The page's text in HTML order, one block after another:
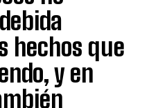
hechos que
y en